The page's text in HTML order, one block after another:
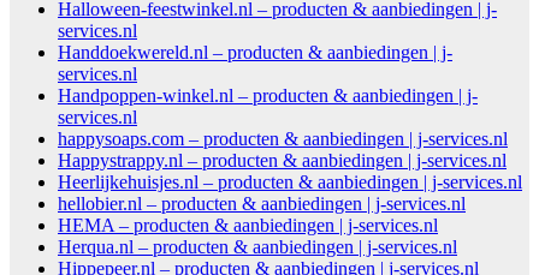
Halloween-feestwinkel.nl – producten & aanbiedingen | j-
services.nl
Handdoekwereld.nl – producten & aanbiedingen | j-
services.nl
Handpoppen-winkel.nl – producten & aanbiedingen | j-
services.nl
happysoaps.com – producten & aanbiedingen | j-services.nl
Happystrappy.nl – producten & aanbiedingen | j-services.nl
Heerlijkehuisjes.nl – producten & aanbiedingen | j-services.nl
hellobier.nl – producten & aanbiedingen | j-services.nl
HEMA – producten & aanbiedingen | j-services.nl
Herqua.nl – producten & aanbiedingen | j-services.nl
Hippepeer.nl – producten & aanbiedingen | j-services.nl